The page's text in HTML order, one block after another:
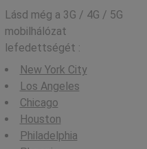
Lásd még a 3G / 4G / 5G
mobilhálózat
lefedettségét :
New York City
Los Angeles
Chicago
Houston
Philadelphia